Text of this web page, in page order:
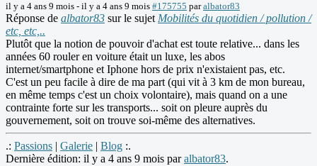
il y a 4 ans 9 mois - il y a 4 ans 9 mois #175755 paralbator83
Réponse de albator83 sur le sujet Mobilités du quotidien / pollution /
etc, etc,..
Plutôt que la notion de pouvoir d'achat est toute relative... dans les
années 60 rouler en voiture était un luxe, les abos
internet/smartphone et Iphone hors de prix n'existaient pas, etc.
C'est un peu facile à dire de ma part (qui vit à 3 km de mon bureau,
en même temps c'est un choix volontaire), mais quand on a une
contrainte forte sur les transports... soit on pleure auprès du
gouvernement, soit on trouve soi-même des alternatives.
.: Passions | Galerie | Blog :.
Dernière édition: il y a 4 ans 9 mois paralbator83.